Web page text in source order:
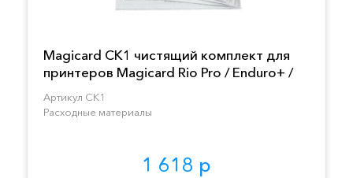
Magicard CK1 чистящий комплект для
принтеров Magicard Rio Pro / Enduro+ /
Артикул CK1
Расходные материалы
1 618 р